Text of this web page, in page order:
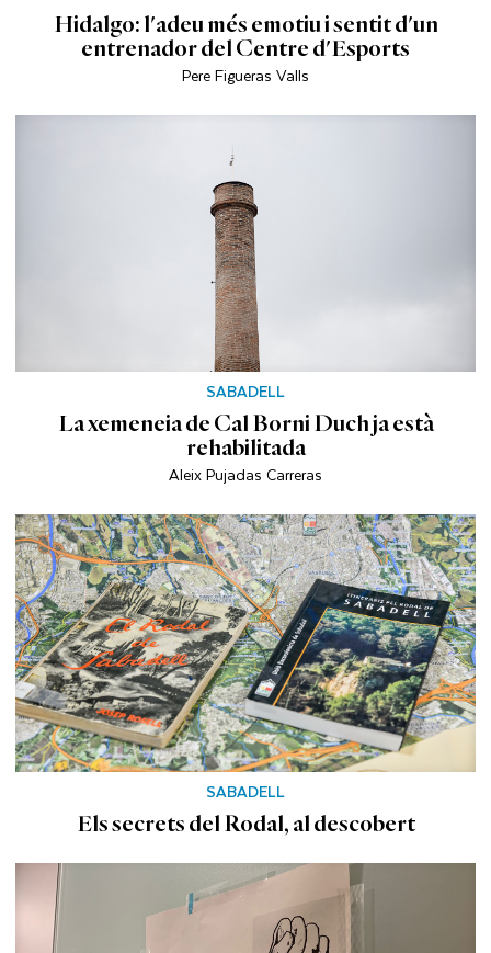
Hidalgo: l'adeu més emotiu i sentit d'un
entrenador del Centre d'Esports
Pere Figueras Valls
SABADELL
La xemeneia de Cal Borni Duch ja està
rehabilitada
Aleix Pujadas Carreras
SABADELL
Els secrets del Rodal, al descobert